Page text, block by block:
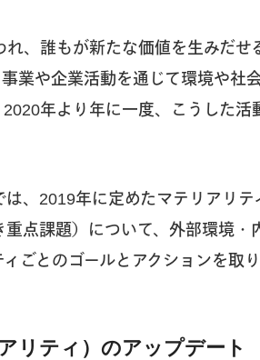
、誰もが新たな価値を生みだせ
業や企業活動を通じて環境や社
年より年に一度、こうした活
、2019年に定めたマテリアリテ
点課題）について、外部環境・
ごとのゴールとアクションを取り
リティ）のアップデート